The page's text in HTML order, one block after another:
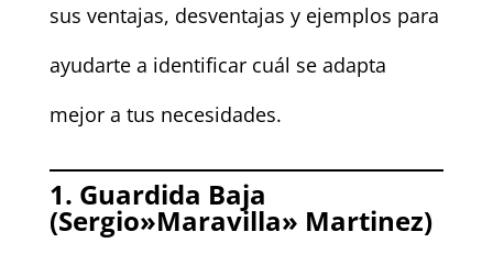
sus ventajas, desventajas y ejemplos para
ayudarte a identificar cuál se adapta
mejor a tus necesidades.
1. Guardida Baja
(Sergio»Maravilla» Martinez)